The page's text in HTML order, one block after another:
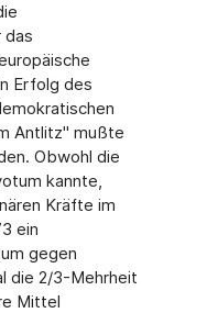
das
Erfolg des
Antlitz" mußte
Obwohl die
kannte,
Kräfte im
ein
gegen
die 2/3-Mehrheit
Mittel